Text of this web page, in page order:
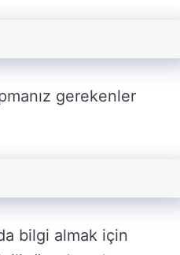
gerekenler
bilgi almak için